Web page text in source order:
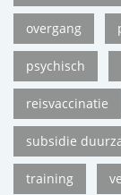
overgang
psychisch
reisvaccinatie
subsidie
training